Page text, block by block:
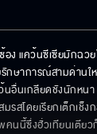
อง แคว้นซีเซียมักฉ
กษาการณ์สามด่าน
นอื่นเกลียดชังนักห
มรสโดยเรียกเต็กเ
นนี้ซึ่งฮั่วเทียนเตียว